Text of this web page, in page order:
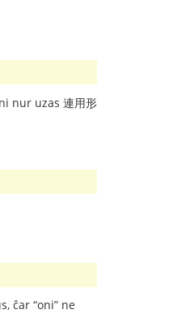
nur uzas 連用形
ĉar “oni” ne